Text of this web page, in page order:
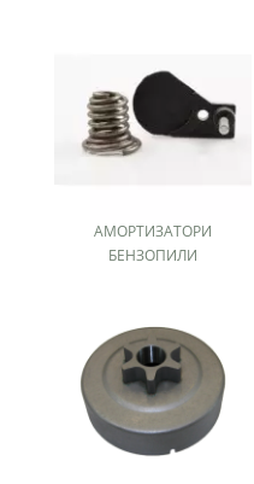
АМОРТИЗАТОРИ
БЕНЗОПИЛИ